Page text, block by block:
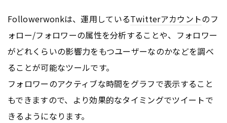
Followerwonkは、運用しているTwitterアカウントのフ
ォロー/フォロワーの属性を分析することや、フォロワー
がどれくらいの影響力をもつユーザーなのかなどを調べ
ることが可能なツールです。
フォロワーのアクティブな時間をグラフで表示すること
もできますので、より効果的なタイミングでツイートで
きるようになります。